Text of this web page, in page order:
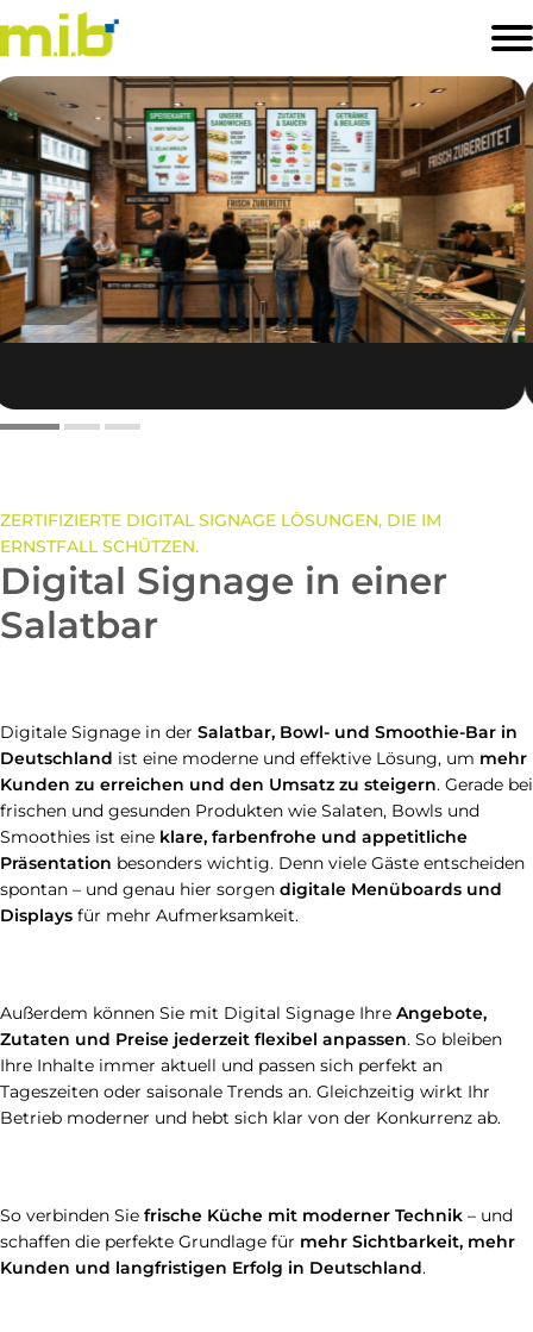
STARTSEITE
PRODUKTE
SOFTWARELÖSUNGEN
BRANCHEN
PREISLISTE
ZERTIFIZIERTE DIGITAL SIGNAGE LÖSUNGEN, DIE IM
ERNSTFALL SCHÜTZEN.
Digital Signage in einer
Salatbar
Digitale Signage in der Salatbar, Bowl- und Smoothie-Bar in
Deutschland ist eine moderne und effektive Lösung, um mehr
Kunden zu erreichen und den Umsatz zu steigern. Gerade bei
frischen und gesunden Produkten wie Salaten, Bowls und
Smoothies ist eine klare, farbenfrohe und appetitliche
Präsentation besonders wichtig. Denn viele Gäste entscheiden
spontan – und genau hier sorgen digitale Menüboards und
Displays für mehr Aufmerksamkeit.
Außerdem können Sie mit Digital Signage Ihre Angebote,
Zutaten und Preise jederzeit flexibel anpassen. So bleiben
Ihre Inhalte immer aktuell und passen sich perfekt an
Tageszeiten oder saisonale Trends an. Gleichzeitig wirkt Ihr
Betrieb moderner und hebt sich klar von der Konkurrenz ab.
So verbinden Sie frische Küche mit moderner Technik – und
schaffen die perfekte Grundlage für mehr Sichtbarkeit, mehr
Kunden und langfristigen Erfolg in Deutschland.